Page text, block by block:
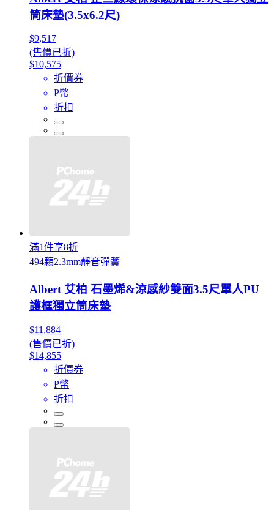
筒床墊(3.5x6.2尺)
$9,517
(售價已折)
$10,575
折價券
P幣
折扣
滿1件享8折
494顆2.3mm靜音彈簧
Albert 艾柏 石墨烯&涼感紗雙面3.5尺單人PU
護框獨立筒床墊
$11,884
(售價已折)
$14,855
折價券
P幣
折扣